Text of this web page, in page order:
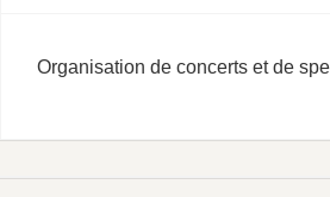
Organisation de concerts et de